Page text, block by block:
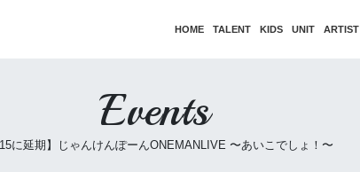
HOME TALENT KIDS UNIT ARTIST
Events
15に延期】じゃんけんぽーんONEMANLIVE 〜あいこでしょ！〜